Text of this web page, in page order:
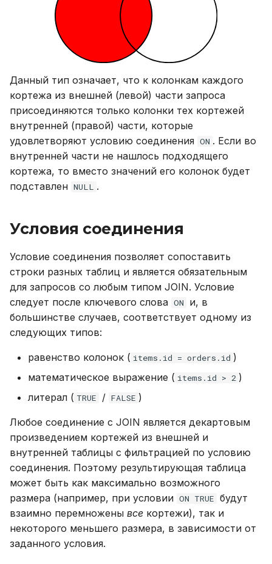
Данный тип означает, что к колонкам каждого
кортежа из внешней (левой) части запроса
присоединяются только колонки тех кортежей
внутренней (правой) части, которые
удовлетворяют условию соединения ON . Если во
внутренней части не нашлось подходящего
кортежа, то вместо значений его колонок будет
подставлен NULL .
Условия соединения
Условие соединения позволяет сопоставить
строки разных таблиц и является обязательным
для запросов со любым типом JOIN. Условие
следует после ключевого слова ON
и, в
большинстве случаев, соответствует одному из
следующих типов:
равенство колонок ( items.id = orders.id )
математическое выражение ( items.id > 2 )
литерал ( TRUE / FALSE )
Любое соединение с JOIN является декартовым
произведением кортежей из внешней и
внутренней таблицы с фильтрацией по условию
соединения. Поэтому результирующая таблица
может быть как максимально возможного
размера (например, при условии ON TRUE будут
взаимно перемножены все кортежи), так и
некоторого меньшего размера, в зависимости от
заданного условия.